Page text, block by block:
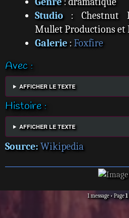
Studio: Chestnut
Mullet Productions et
Galerie: Foxfire
Avec :
AFFICHER LE TEXTE
Histoire :
AFFICHER LE TEXTE
Source: Wikipedia
1 message • Page1